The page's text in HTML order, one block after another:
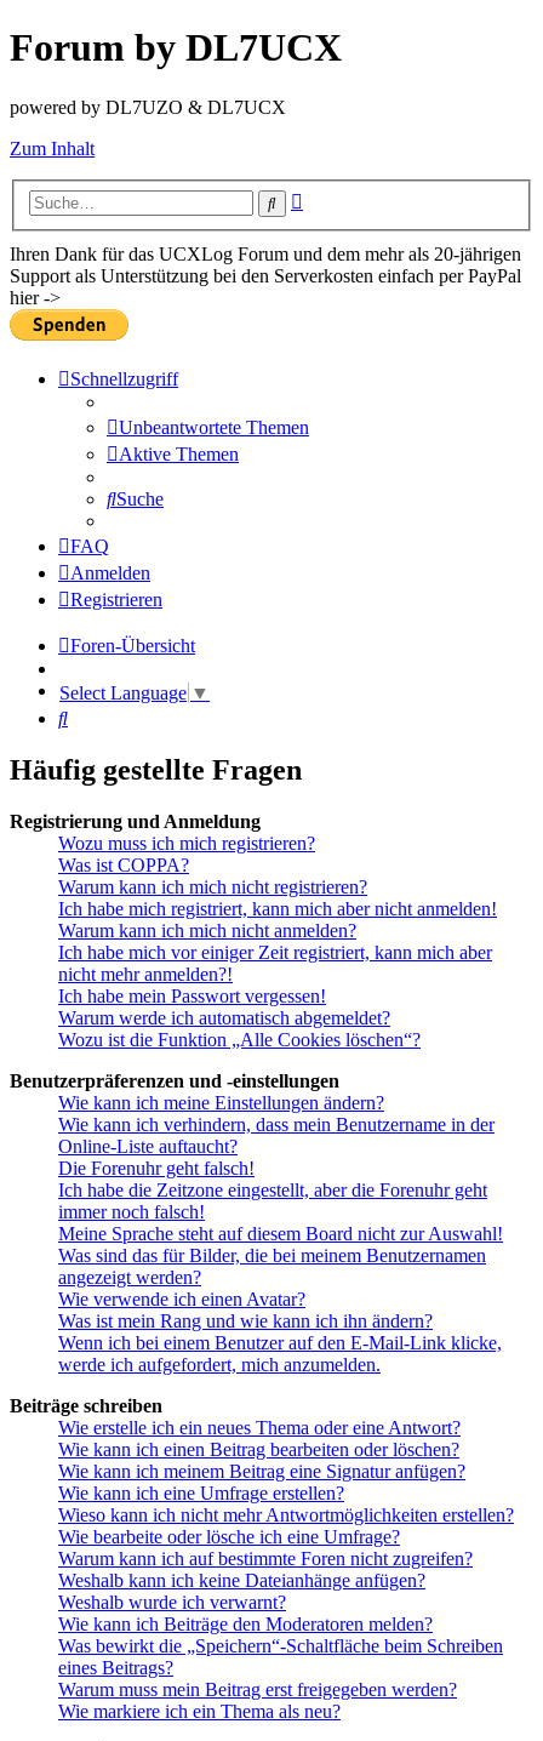
Forum by DL7UCX
powered by DL7UZO & DL7UCX
Zum Inhalt
Suche
Ihren Dank für das UCXLog Forum und dem mehr als 20-jährigen
Support als Unterstützung bei den Serverkosten einfach per PayPal
hier ->
Schnellzugriff
Unbeantwortete Themen
Aktive Themen
Suche
FAQ
Anmelden
Registrieren
Foren-Übersicht
Select Language ▼
Suche
Häufig gestellte Fragen
Registrierung und Anmeldung
Wozu muss ich mich registrieren?
Was ist COPPA?
Warum kann ich mich nicht registrieren?
Ich habe mich registriert, kann mich aber nicht anmelden!
Warum kann ich mich nicht anmelden?
Ich habe mich vor einiger Zeit registriert, kann mich aber
nicht mehr anmelden?!
Ich habe mein Passwort vergessen!
Warum werde ich automatisch abgemeldet?
Wozu ist die Funktion „Alle Cookies löschen“?
Benutzerpräferenzen und -einstellungen
Wie kann ich meine Einstellungen ändern?
Wie kann ich verhindern, dass mein Benutzername in der
Online-Liste auftaucht?
Die Forenuhr geht falsch!
Ich habe die Zeitzone eingestellt, aber die Forenuhr geht
immer noch falsch!
Meine Sprache steht auf diesem Board nicht zur Auswahl!
Was sind das für Bilder, die bei meinem Benutzernamen
angezeigt werden?
Wie verwende ich einen Avatar?
Was ist mein Rang und wie kann ich ihn ändern?
Wenn ich bei einem Benutzer auf den E-Mail-Link klicke,
werde ich aufgefordert, mich anzumelden.
Beiträge schreiben
Wie erstelle ich ein neues Thema oder eine Antwort?
Wie kann ich einen Beitrag bearbeiten oder löschen?
Wie kann ich meinem Beitrag eine Signatur anfügen?
Wie kann ich eine Umfrage erstellen?
Wieso kann ich nicht mehr Antwortmöglichkeiten erstellen?
Wie bearbeite oder lösche ich eine Umfrage?
Warum kann ich auf bestimmte Foren nicht zugreifen?
Weshalb kann ich keine Dateianhänge anfügen?
Weshalb wurde ich verwarnt?
Wie kann ich Beiträge den Moderatoren melden?
Was bewirkt die „Speichern“-Schaltfläche beim Schreiben
eines Beitrags?
Warum muss mein Beitrag erst freigegeben werden?
Wie markiere ich ein Thema als neu?